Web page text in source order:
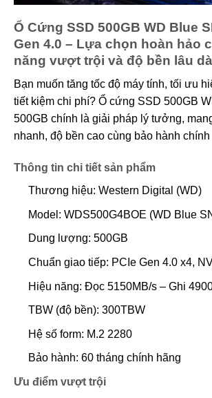
Ổ Cứng SSD 500GB WD Blue
Gen 4.0 – Lựa chọn hoàn hảo
năng vượt trội và độ bền lâu
Bạn muốn tăng tốc độ máy tính, tối ưu
tiết kiệm chi phí? Ổ cứng SSD 500GB
500GB chính là giải pháp lý tưởng,
nhanh, độ bền cao cùng bảo hành
Thông tin chi tiết sản phẩm
Thương hiệu: Western Digital (WD)
Model: WDS500G4BOE (WD Blue
Dung lượng: 500GB
Chuẩn giao tiếp: PCIe Gen 4.0 x4,
Hiệu năng: Đọc 5150MB/s – Ghi
TBW (độ bền): 300TBW
Hệ số form: M.2 2280
Bảo hành: 60 tháng chính hãng
Ưu điểm vượt trội